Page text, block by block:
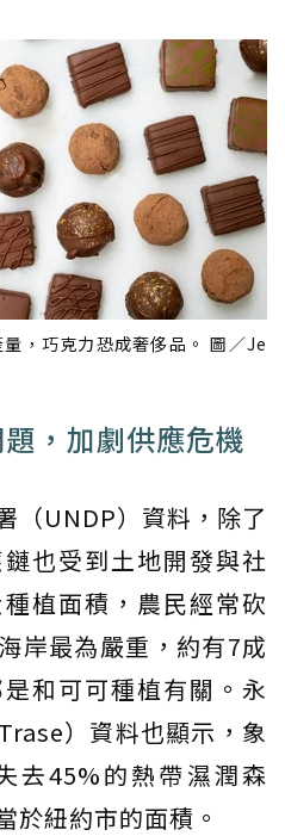
，巧克力恐成奢侈品。 圖／Je
，加劇供應危機
（UNDP）資料，除了
也受到土地開發與社
植面積，農民經常砍
岸最為嚴重，約有7成
和可可種植有關。永
）資料也顯示，象
去45%的熱帶濕潤森
於紐約市的面積。